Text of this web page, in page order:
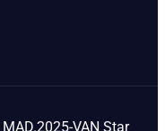
MAD.2025-VAN Star